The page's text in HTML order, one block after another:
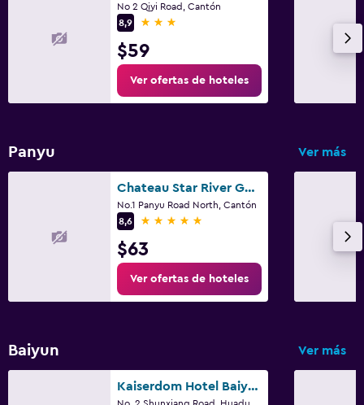
No 2 Qiyi Road, Cantón
8,9
3 estrellas
$59
Ver ofertas de hoteles
Panyu Ver más
Chateau Star River Guangzhou
No.1 Panyu Road North, Cantón
8,6
5 estrellas
$63
Ver ofertas de hoteles
Baiyun Ver más
Kaiserdom Hotel Baiyun Airport-24-hour Airport-Free shuttle bus